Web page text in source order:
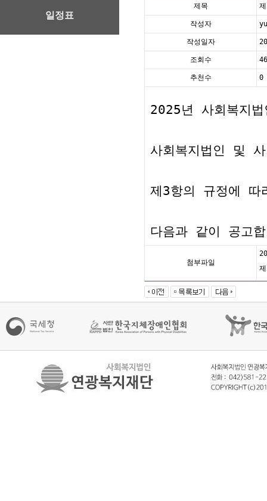
일정표
제목
작성자
작성일자
조회수
추천수 0
2025년 사회복지
사회복지법인 및
제3항의 규정에
다음과 같이 공고
첨부파일